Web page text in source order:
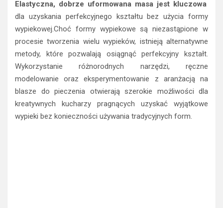
Elastyczna, dobrze uformowana masa jest kluczowa
dla uzyskania perfekcyjnego kształtu bez użycia formy
wypiekowej.Choć formy wypiekowe są niezastąpione w
procesie tworzenia wielu wypieków, istnieją alternatywne
metody, które pozwalają osiągnąć perfekcyjny kształt.
Wykorzystanie różnorodnych narzędzi, ręczne
modelowanie oraz eksperymentowanie z aranżacją na
blasze do pieczenia otwierają szerokie możliwości dla
kreatywnych kucharzy pragnących uzyskać wyjątkowe
wypieki bez konieczności używania tradycyjnych form.